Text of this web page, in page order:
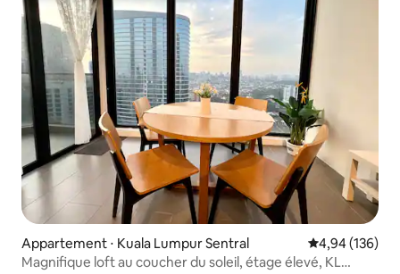
Appartement ⋅ Kuala Lumpur Sentral Évaluation
4,94 (136)
Magnifique loft au coucher du soleil, étage élevé, KL